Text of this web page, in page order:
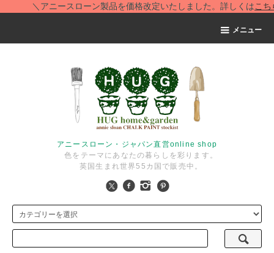
＼アニースローン製品を価格改定いたしました。詳しくは こちら
メニュー
アニースローン・ジャパン直営online shop
色をテーマにあなたの暮らしを彩ります。
英国生まれ世界55カ国で販売中。